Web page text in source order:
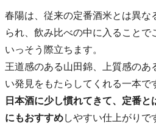
春陽は、従来の定番酒米とは異な
られ、飲み比べの中に入ること
いっそう際立ちます。
王道感のある山田錦、上質感のあ
い発見をもたらしてくれる一本で
日本酒に少し慣れてきて、定番
にもおすすめしやすい仕上がりで